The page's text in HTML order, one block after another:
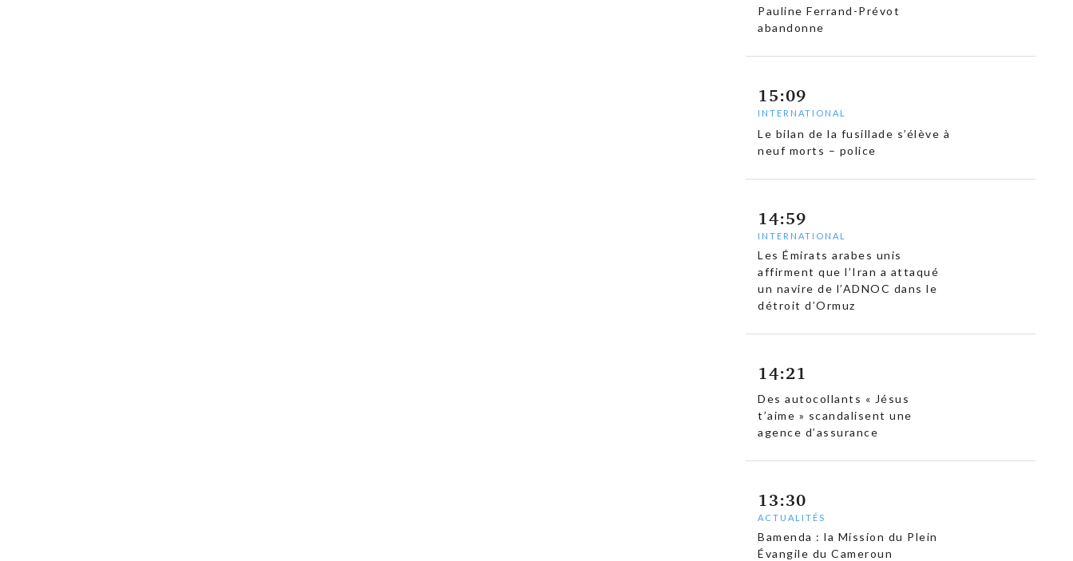
Pauline Ferrand-Prévot
abandonne
15:09
INTERNATIONAL
Le bilan de la fusillade s’élève à
neuf morts – police
14:59
INTERNATIONAL
Les Émirats arabes unis
affirment que l’Iran a attaqué
un navire de l’ADNOC dans le
détroit d’Ormuz
14:21
Des autocollants « Jésus
t’aime » scandalisent une
agence d’assurance
13:30
ACTUALITÉS
Bamenda : la Mission du Plein
Évangile du Cameroun